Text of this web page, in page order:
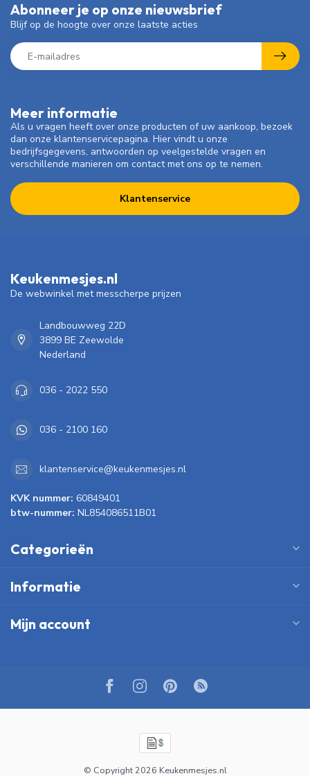
Meer informatie
Als u vragen heeft over onze producten of uw aankoop, bezoek
dan onze klantenservicepagina. Hier vindt u onze
bedrijfsgegevens, antwoorden op veelgestelde vragen en
verschillende manieren om contact met ons op te nemen.
Klantenservice
Abonneer je op onze nieuwsbrief
Blijf op de hoogte over onze laatste acties
Keukenmesjes.nl
De webwinkel met messcherpe prijzen
Landbouwweg 22D
3899 BE Zeewolde
Nederland
036 - 2022 550
036 - 2100 160
klantenservice@keukenmesjes.nl
KVK nummer: 60849401
btw-nummer: NL854086511B01
Categorieën
Informatie
Mijn account
© Copyright 2026 Keukenmesjes.nl